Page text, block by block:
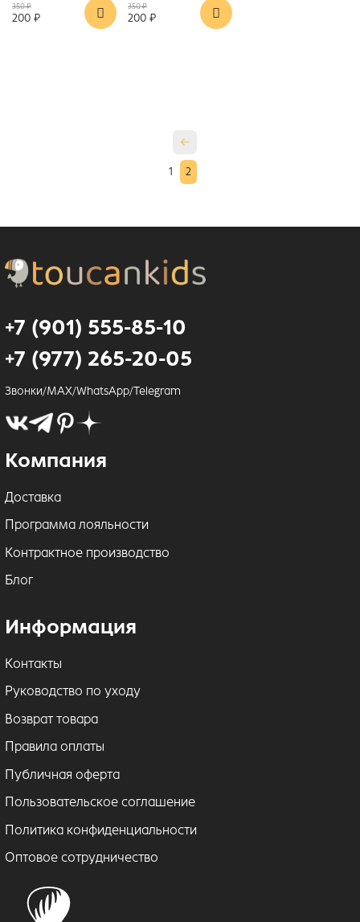
350 ₽
200 ₽
350 ₽
200 ₽
1 2
+7 (901) 555-85-10
+7 (977) 265-20-05
Звонки/MAX/WhatsApp/Telegram
Компания
Доставка
Программа лояльности
Контрактное производство
Блог
Информация
Контакты
Руководство по уходу
Возврат товара
Правила оплаты
Публичная оферта
Пользовательское соглашение
Политика конфиденциальности
Оптовое сотрудничество